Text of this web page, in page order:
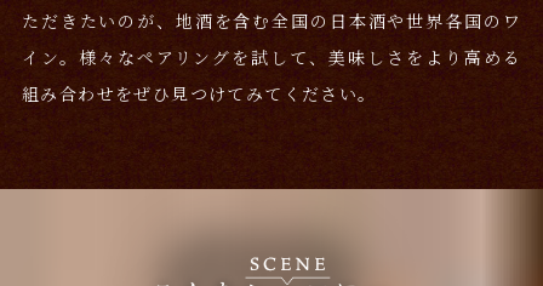
ただきたいのが、地酒を含む全国の日本酒や世界各国のワ
イン。様々なペアリングを試して、美味しさをより高める
組み合わせをぜひ見つけてみてください。